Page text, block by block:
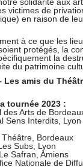
victimes de
en raison de
à ce que les
protégés, la
la
du patrimoine
Les amis du
tournée 2023 :
des Arts de
Sens Interdits,
Bordeaux
Subs, Lyon
Safran, Amiens
Nationale de